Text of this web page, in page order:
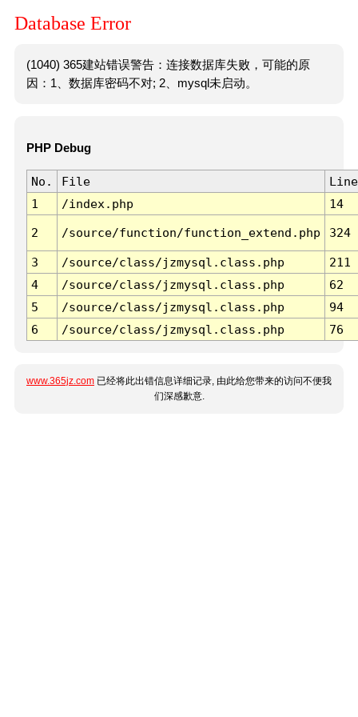
Database Error
(1040) 365建站错误警告：连接数据库失败，可能的原
因：1、数据库密码不对; 2、mysql未启动。
PHP Debug
No. File
Line
1
/index.php 14
2 /source/function/function_extend.php 324
3 /source/class/jzmysql.class.php
211
4
/source/class/jzmysql.class.php
62
5
/source/class/jzmysql.class.php
94
6
/source/class/jzmysql.class.php 76
www.365jz.com 已经将此出错信息详细记录, 由此给您带来的访问不便我
们深感歉意.